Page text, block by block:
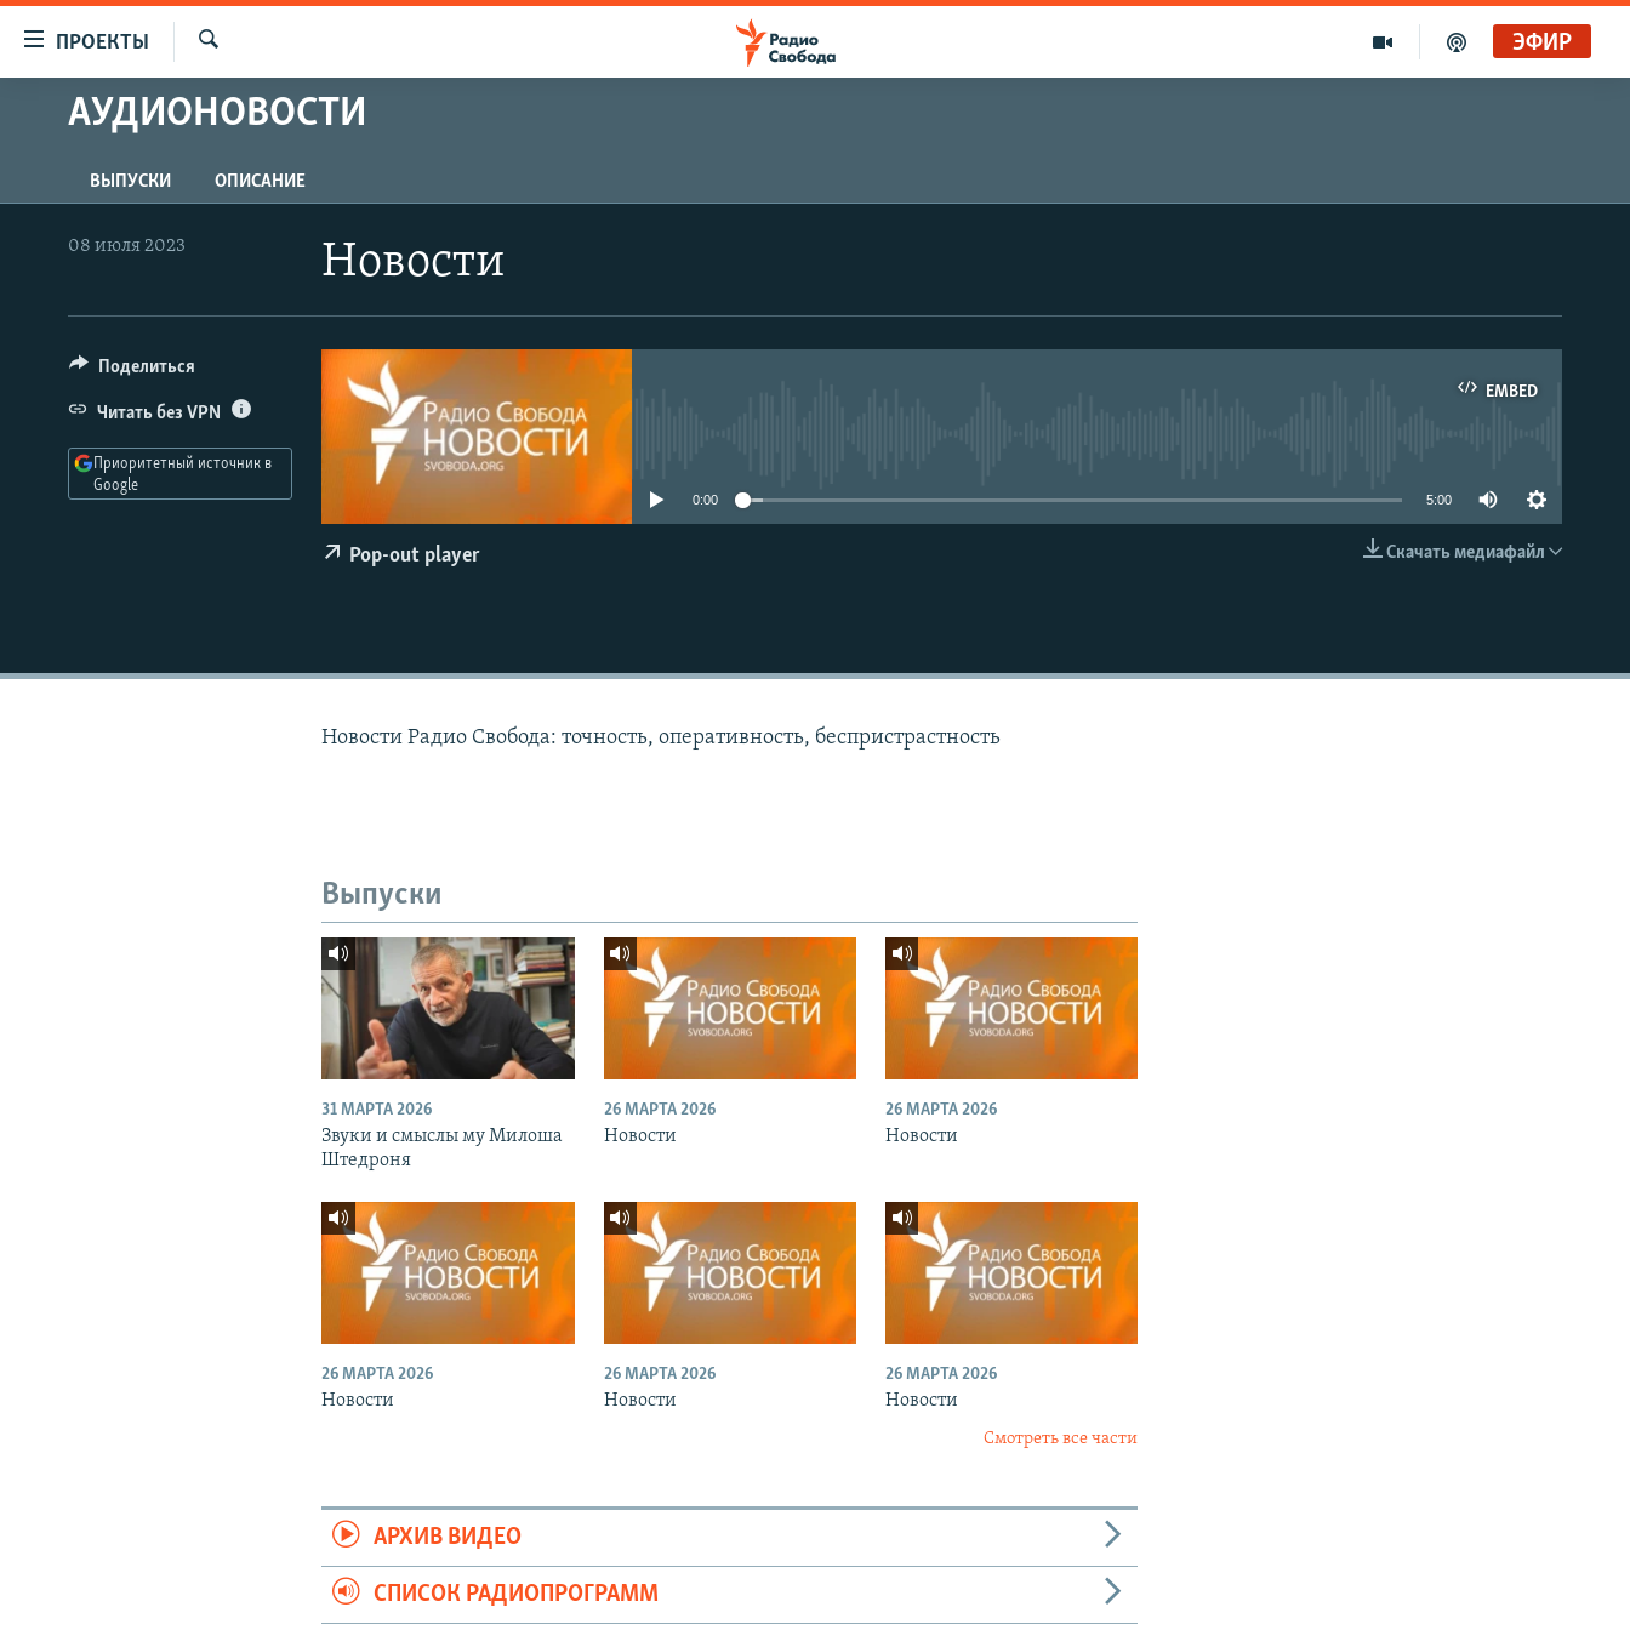
упрощенного
доступа
Вернуться
к
основному
главной
Вернутся
ПРОЕКТЫ
ПРОГРАММЫ
АВТОРСКИЕ ПРОЕКТЫ
ЦИТАТЫ СВОБОДЫ
IDEL.РЕАЛИИ
КАВКАЗ.РЕАЛИИ
СЕВЕР.РЕАЛИИ
СИБИРЬ.РЕАЛИИ
ЭФИР
АУДИОНОВОСТИ
ВЫПУСКИ ОПИСАНИЕ
Новости
08 июля 2023
EMBED
EMBED
0:00 5:00
Скачать медиафайл
Pop-out player
Поделиться
Читать без VPN
Приоритетный источник в
Google
Новости Радио Свобода: точность, оперативность, беспристрастность
Выпуски
31 МАРТА 2026
Звуки и смыслы му Милоша
Штедроня
26 МАРТА 2026
Новости
26 МАРТА 2026
Новости
26 МАРТА 2026
Новости
26 МАРТА 2026
Новости
26 МАРТА 2026
Новости
Смотреть все части
АРХИВ ВИДЕО
СПИСОК РАДИОПРОГРАММ